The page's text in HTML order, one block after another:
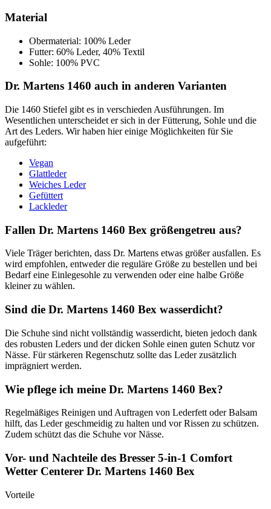
Material
Obermaterial: 100% Leder
Futter: 60% Leder, 40% Textil
Sohle: 100% PVC
Dr. Martens 1460 auch in anderen Varianten
Die 1460 Stiefel gibt es in verschieden Ausführungen. Im
Wesentlichen unterscheidet er sich in der Fütterung, Sohle und die
Art des Leders. Wir haben hier einige Möglichkeiten für Sie
aufgeführt:
Vegan
Glattleder
Weiches Leder
Gefüttert
Lackleder
Fallen Dr. Martens 1460 Bex größengetreu aus?
Viele Träger berichten, dass Dr. Martens etwas größer ausfallen. Es
wird empfohlen, entweder die reguläre Größe zu bestellen und bei
Bedarf eine Einlegesohle zu verwenden oder eine halbe Größe
kleiner zu wählen.
Sind die Dr. Martens 1460 Bex wasserdicht?
Die Schuhe sind nicht vollständig wasserdicht, bieten jedoch dank
des robusten Leders und der dicken Sohle einen guten Schutz vor
Nässe. Für stärkeren Regenschutz sollte das Leder zusätzlich
imprägniert werden.
Wie pflege ich meine Dr. Martens 1460 Bex?
Regelmäßiges Reinigen und Auftragen von Lederfett oder Balsam
hilft, das Leder geschmeidig zu halten und vor Rissen zu schützen.
Zudem schützt das die Schuhe vor Nässe.
Vor- und Nachteile des Bresser 5-in-1 Comfort
Wetter Centerer Dr. Martens 1460 Bex
Vorteile